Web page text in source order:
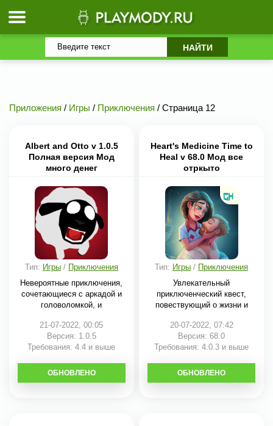
Приложения / Игры / Приключения / Страница 12
Albert and Otto v 1.0.5
Полная версия Мод
много денег
Тип: Игры/ Приключения
Невероятные приключения,
сочетающиеся с аркадой и
головоломкой, и
21-07-2022, 00:05
Версия: 1.0.5
Требования: 4.4 и выше
СКАЧАТЬ
ОБНОВЛЕНО
Heart's Medicine Time to
Heal v 68.0 Мод все
отркыто
Тип: Игры / Приключения
Увлекательный
приключенческий квест,
повествующий о жизни и
20-07-2022, 07:42
Версия: 68.0
Требования: 4.0.3 и выше
СКАЧАТЬ
ОБНОВЛЕНО